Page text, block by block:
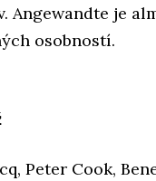
Angewandte je
osobností.
Peter Cook,